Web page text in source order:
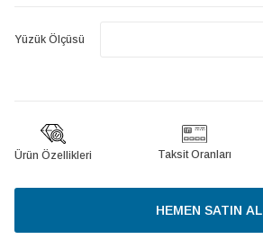
Yüzük Ölçüsü
Ürün Özellikleri Taksit Oranları
HEMEN SATIN AL